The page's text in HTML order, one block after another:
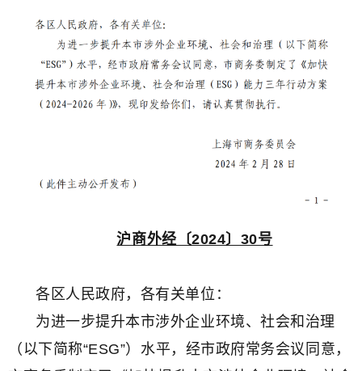
沪商外经〔2024〕30号
各区人民政府，各有关单位：
为进一步提升本市涉外企业环境、社会和治理
（以下简称“ESG”）水平，经市政府常务会议同意，